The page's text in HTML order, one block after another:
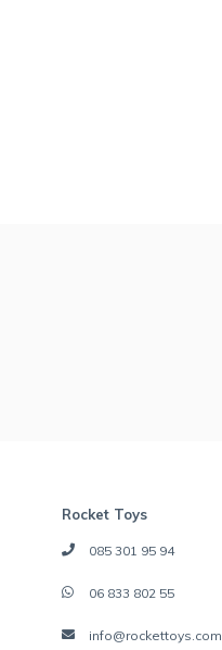
Rocket Toys
085 301 95 94
06 833 802 55
info@rockettoys.com